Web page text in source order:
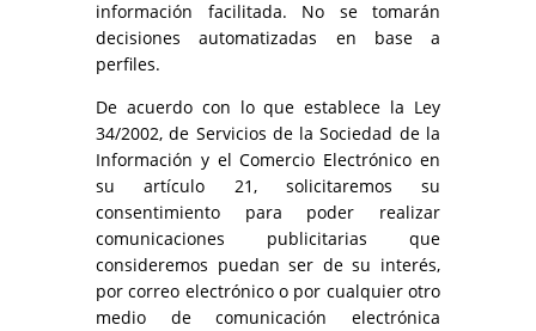
información facilitada. No se tomarán
decisiones automatizadas en base a
perfiles.
De acuerdo con lo que establece la Ley
34/2002, de Servicios de la Sociedad de la
Información y el Comercio Electrónico en
su artículo 21, solicitaremos su
consentimiento para poder realizar
comunicaciones publicitarias que
consideremos puedan ser de su interés,
por correo electrónico o por cualquier otro
medio de comunicación electrónica